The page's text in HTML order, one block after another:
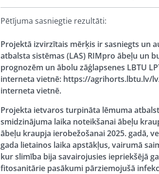
Pētījuma sasniegtie rezultāti:
Projektā izvirzītais mērķis ir sasniegts un
atbalsta sistēmas (LAS) RIMpro ābeļu un
prognozēm un ābolu zāģlapsenes LBTU
interneta vietnē: https://agrihorts.lbtu.lv/
interneta vietnē.
Projekta ietvaros turpināta lēmuma
smidzinājuma laika noteikšanai ābeļu
ābeļu kraupja ierobežošanai 2025. gadā,
gada lietainos laika apstākļus, vairumā
kur slimība bija savairojusies iepriekšējā
fitosanitārie pasākumi pārziemojušā